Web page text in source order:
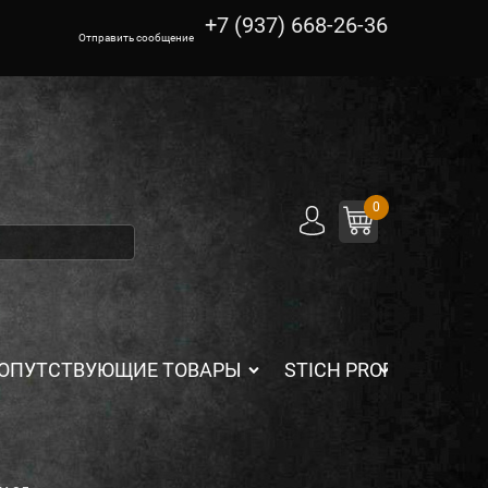
Отправить сообщение +7 (937) 668-26-36
0
ТОВАРЫ STICH PROFI